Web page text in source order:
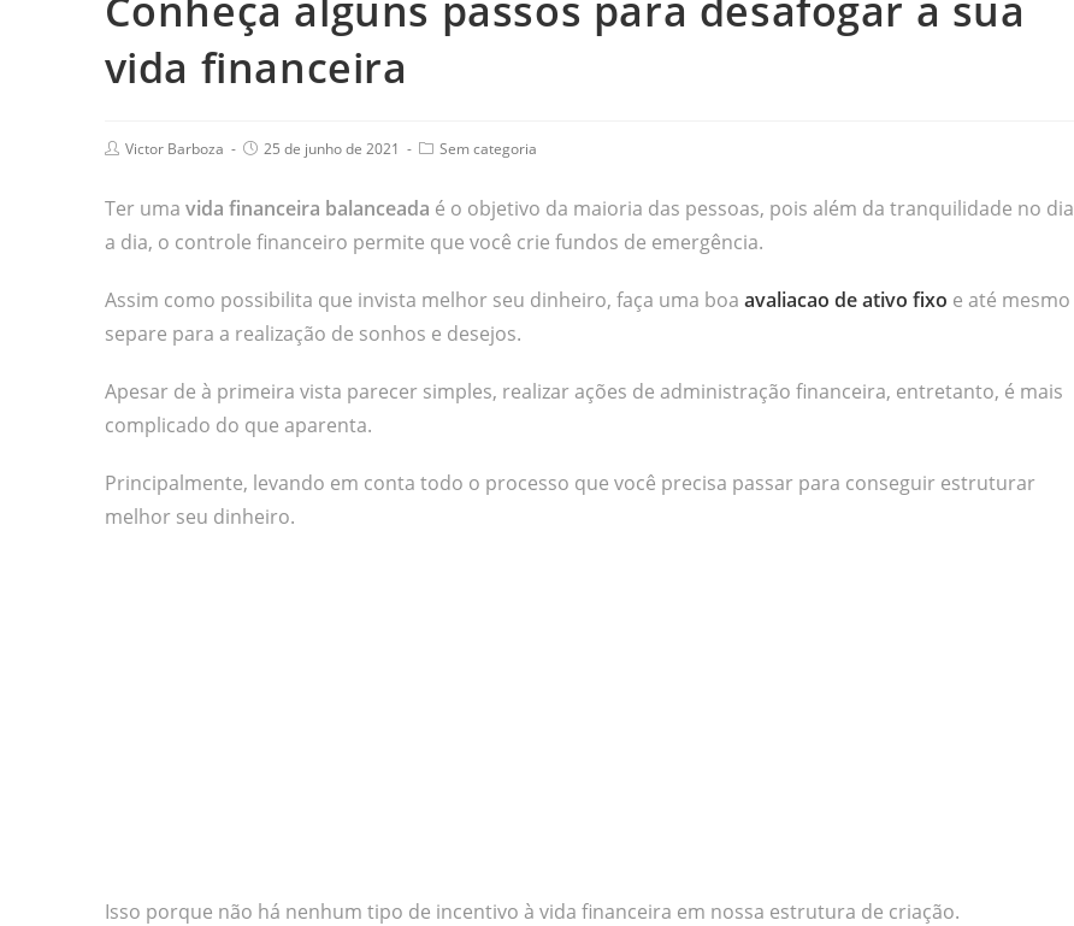
vida financeira
Victor Barboza 25 de junho de 2021 Sem categoria
Ter uma vida financeira balanceada é o objetivo da maioria das pessoas, pois além da tranquilidade no dia
a dia, o controle financeiro permite que você crie fundos de emergência.
Assim como possibilita que invista melhor seu dinheiro, faça uma boa avaliacao de ativo fixo e até mesmo
separe para a realização de sonhos e desejos.
Apesar de à primeira vista parecer simples, realizar ações de administração financeira, entretanto, é mais
complicado do que aparenta.
Principalmente, levando em conta todo o processo que você precisa passar para conseguir estruturar
melhor seu dinheiro.
Isso porque não há nenhum tipo de incentivo à vida financeira em nossa estrutura de criação.